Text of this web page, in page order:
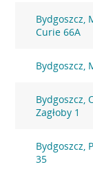
Bydgoszcz,
Curie 66A
Bydgoszcz,
Bydgoszcz,
Zagłoby 1
Bydgoszcz,
35